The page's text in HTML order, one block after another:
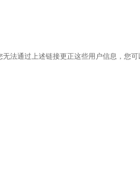
法通过上述链接更正这些用户信息，您